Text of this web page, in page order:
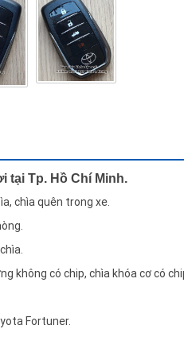
tại Tp. Hồ Chí Minh.
chìa quên trong xe.
không có chip, chìa khóa cơ có
Fortuner.